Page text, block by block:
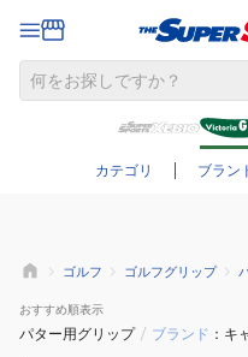
カテゴリ ブラン
ゴルフ ゴルフグリップ
おすすめ順表示
パター用グリップ / ブランド キ